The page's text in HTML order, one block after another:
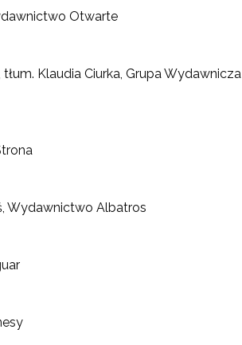
Otwarte
Klaudia Ciurka, Grupa Wydawnicza
Wydawnictwo Albatros